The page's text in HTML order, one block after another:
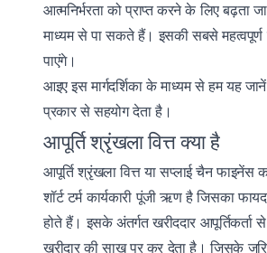
आत्मनिर्भरता को प्राप्त करने के लिए बढ़ता
माध्यम से पा सकते हैं। इसकी सबसे महत्वपूर्ण
पाएंगे। ‌
आइए इस मार्गदर्शिका के माध्यम से हम यह
प्रकार से सहयोग देता है।
आपूर्ति श्रृंखला वित्त क्या है
आपूर्ति श्रृंखला वित्त या सप्लाई चैन
शॉर्ट टर्म कार्यकारी पूंजी ऋण है जिसका
होते हैं। इसके अंतर्गत खरीददार आपूर्तिकर्ता
खरीदार की साख पर कर देता है। जिसके